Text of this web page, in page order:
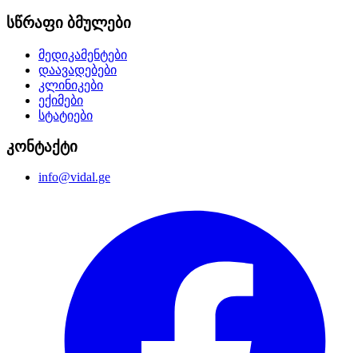
სწრაფი ბმულები
მედიკამენტები
დაავადებები
კლინიკები
ექიმები
სტატიები
კონტაქტი
info@vidal.ge